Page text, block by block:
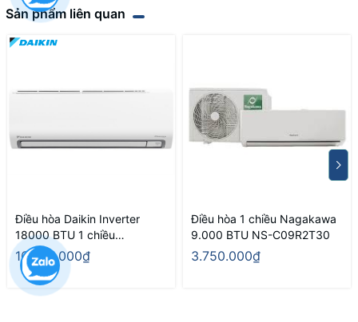
Sản phẩm liên quan
Điều hòa Daikin Inverter
18000 BTU 1 chiều
FTKB50ZVMV/RKB50ZVMV
16.000.000₫
Điều hòa 1 chiều Nagakawa
9.000 BTU NS-C09R2T30
3.750.000₫